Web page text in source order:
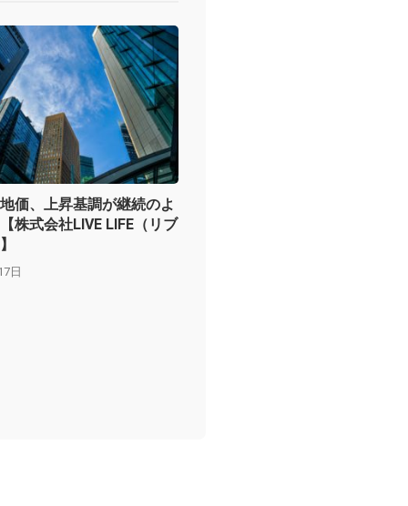
価、上昇基調が継続のよ
株式会社LIVE LIFE（リブ
日